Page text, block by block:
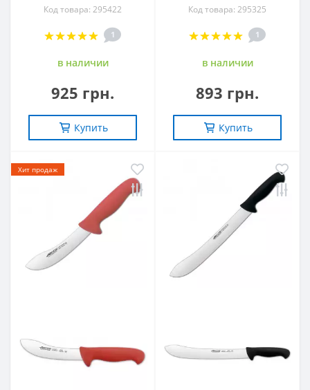
Код товара: 295422
1
в наличии
925 грн.
Купить
Код товара: 295325
1
в наличии
893 грн.
Купить
Хит продаж